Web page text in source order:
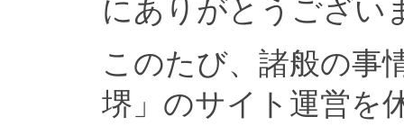
にありがとうござい
このたび、諸般の事
堺」のサイト運営を